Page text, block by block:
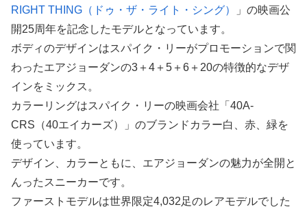
RIGHT THING（ドゥ・ザ・ライト・シング）
」の映画公
開25周年を記念したモデルとなっています。
ボディのデザインはスパイク・リーがプロモーションで関
わったエアジョーダンの3＋4＋5＋6＋20の特徴的なデザ
インをミックス。
カラーリングはスパイク・リーの映画会社「40A-
CRS（40エイカーズ）」のブランドカラー白、赤、緑を
使っています。
デザイン、カラーともに、エアジョーダンの魅力が全開と
んったスニーカーです。
ファーストモデルは世界限定4,032足のレアモデルでした